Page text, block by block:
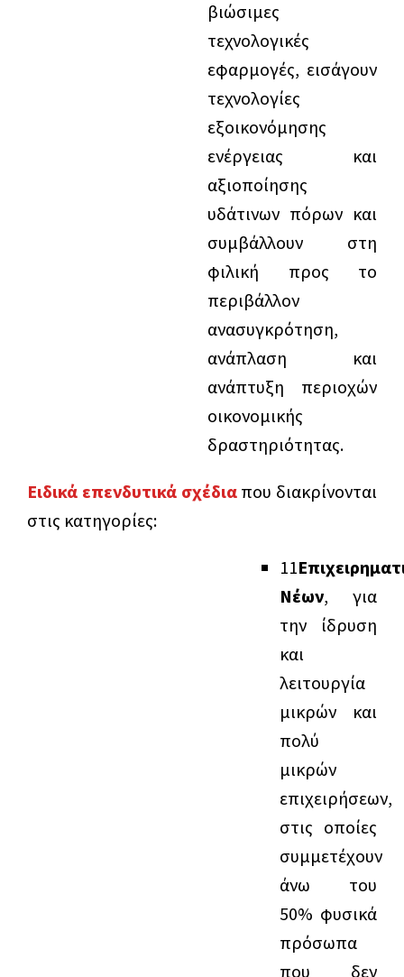
βιώσιμες
τεχνολογικές
εφαρμογές, εισάγουν
τεχνολογίες
εξοικονόμησης
ενέργειας και
αξιοποίησης
υδάτινων πόρων και
συμβάλλουν στη
φιλική προς το
περιβάλλον
ανασυγκρότηση,
ανάπλαση και
ανάπτυξη περιοχών
οικονομικής
δραστηριότητας.
Ειδικά επενδυτικά σχέδιαπου διακρίνονται
στις κατηγορίες:
11
Νέων, για
την ίδρυση
και
λειτουργία
μικρών και
πολύ
μικρών
επιχειρήσεων,
στις οποίες
συμμετέχουν
άνω του
50% φυσικά
πρόσωπα
που δεν